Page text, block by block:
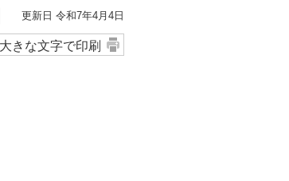
更新日 令和7年4月4日
大きな文字で印刷